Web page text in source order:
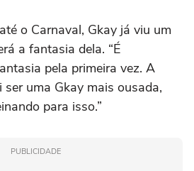
o Carnaval, Gkay já viu um
a fantasia dela. “É
pela primeira vez. A
ser uma Gkay mais ousada,
para isso.”
PUBLICIDADE